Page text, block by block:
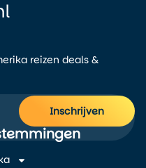
reizen deals &
Inschrijven